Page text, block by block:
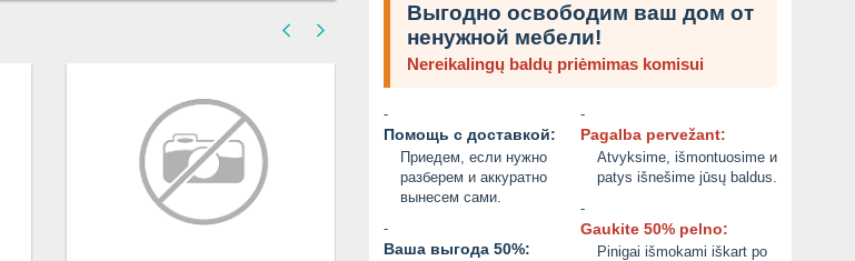
Выгодно освободим ваш дом от
ненужной мебели!
Nereikalingų baldų priėmimas komisui
-
Помощь с доставкой:
Приедем, если нужно
разберем и аккуратно
вынесем сами.
-
Ваша выгода 50%:
-
Pagalba pervežant:
Atvyksime, išmontuosime и
patys išnešime jūsų baldus.
-
Gaukite 50% pelno:
Pinigai išmokami iškart po